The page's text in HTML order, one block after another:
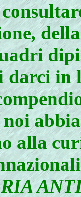
in
noi
alla